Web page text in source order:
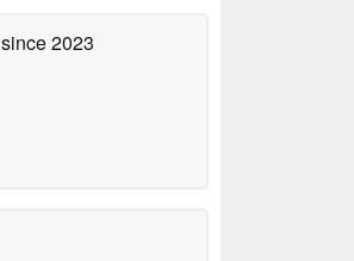
since 2023